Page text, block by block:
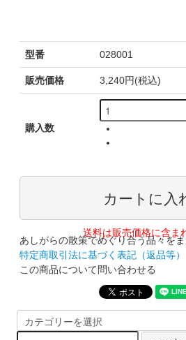
型番 028001
販売価格 3,240円(税込)
購入数
送料は販売価格に含ま
あしがらの散策でめぐり合う品々を
特定商取引法に基づく表記（返品等）
この商品について問い合わせる